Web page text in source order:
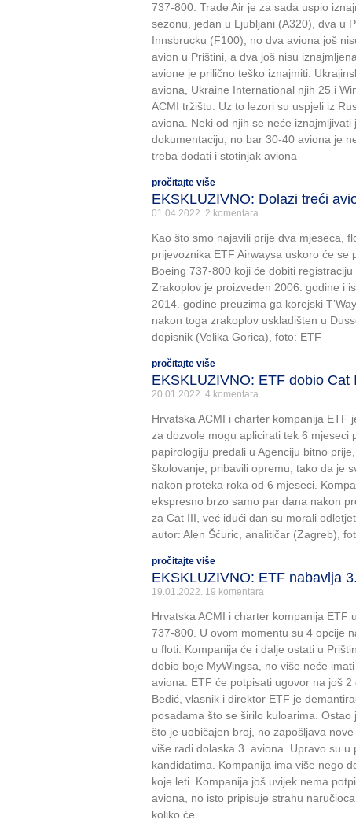
737-800. Trade Air je za sada uspio
sezonu, jedan u Ljubljani (A320), dva u
Innsbrucku (F100), no dva aviona još
avion u Prištini, a dva još nisu
avione je prilično teško iznajmiti.
aviona, Ukraine International njih 25 i
ACMI tržištu. Uz to lezori su uspjeli iz
aviona. Neki od njih se neće iznajmljivati
dokumentaciju, no bar 30-40 aviona je
treba dodati i stotinjak aviona
pročitajte više
EKSKLUZIVNO: Dolazi treći
01.04.2022. 2 komentara
Kao što smo najavili prije dva mjeseca,
prijevoznika ETF Airwaysa uskoro će se
Boeing 737-800 koji će dobiti registraciju
Zrakoplov je proizveden 2006. godine i
2014. godine preuzima ga korejski
nakon toga zrakoplov uskladišten u
dopisnik (Velika Gorica), foto: ETF
pročitajte više
EKSKLUZIVNO: ETF dobio Cat
20.01.2022. 4 komentara
Hrvatska ACMI i charter kompanija ETF
za dozvole mogu aplicirati tek 6 mjeseci
papirologiju predali u Agenciju bitno
školovanje, pribavili opremu, tako da je
nakon proteka roka od 6 mjeseci.
ekspresno brzo samo par dana nakon
za Cat III, već idući dan su morali
autor: Alen Šćuric, analitičar (Zagreb),
pročitajte više
EKSKLUZIVNO: ETF nabavlja
19.01.2022. 19 komentara
Hrvatska ACMI i charter kompanija ETF
737-800. U ovom momentu su 4 opcije
u floti. Kompanija će i dalje ostati u
dobio boje MyWingsa, no više neće
aviona. ETF će potpisati ugovor na još
Bedić, vlasnik i direktor ETF je
posadama što se širilo kuloarima. Ostao
što je uobičajen broj, no zapošljava
više radi dolaska 3. aviona. Upravo su u
kandidatima. Kompanija ima više nego
koje leti. Kompanija još uvijek nema
aviona, no isto pripisuje strahu
koliko će